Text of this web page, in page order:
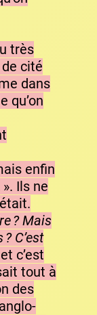
très
cité
dans
qu’on
enfin
». Ils ne
? Mais
C’est
c’est
tout à
des